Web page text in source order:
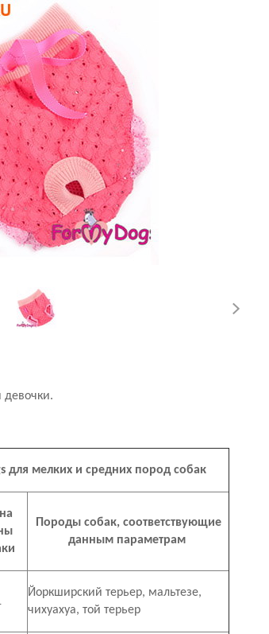
девочки.
для мелких и средних пород собак
Породы собак, соответствующие
данным параметрам
Йоркширский терьер, мальтезе,
чихуахуа, той терьер